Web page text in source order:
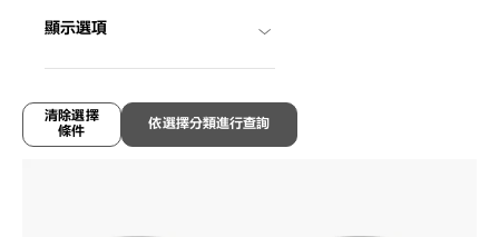
顯示選項
依選擇分類進行查詢
清除選擇
條件
僅顯示有庫存商品
MV2005N-5SC3 / Size: XL